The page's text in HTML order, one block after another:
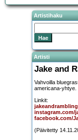
Artistihaku
Artisti
Jake and
Vahvoilla
americana-yhtye.
Linkit:
instagram.com/
facebook.com/
(Päivitetty